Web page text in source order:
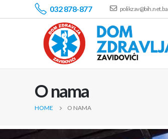
032 878-877 polikzav@bih.net.ba
O nama
HOME O NAMA